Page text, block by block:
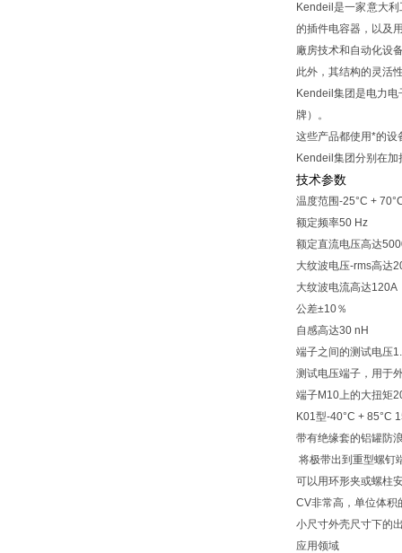
Kendeil是一家意大
的插件电容器，以及
廠房技术和自动化设
此外，其结构的灵活
Kendeil集团是电力
牌）。
这些产品都使用*的设
Kendeil集团分别在
技术参数
温度范围‐25°C +
额定频率50 Hz
额定直流电压高达
大纹波电压-rms高达
大纹波电流高达120A
公差±10％
自感高达30 nH
端子之间的测试电压
测试电压端子，用于
端子M10上的大扭矩
K01型-40°C + 85°C
带有绝缘套的铝罐防
将极带出到重型螺钉
可以用环形夹或螺柱
CV非常高，单位体积
小尺寸外壳尺寸下的
应用领域